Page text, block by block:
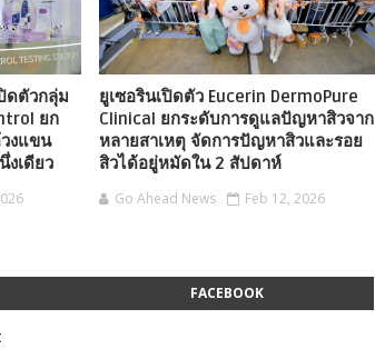
ดตัวกลุ่ม
ยก
งแขน
งเดียว
ยูเซอรินเปิดตัว Eucerin DermoPure
Clinical ยกระดับการดูแลปัญหาสิวจาก
หลายสาเหตุ จัดการปัญหาสิวและรอย
สิวได้อยู่หมัดใน 2 สัปดาห์
Go Ahead News Feb 12, 2026
FACEBOOK